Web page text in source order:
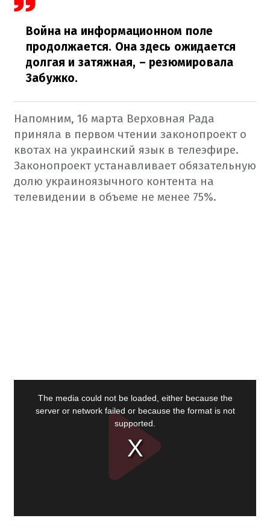
Война на информационном поле
продолжается. Она здесь ожидается
долгая и затяжная, – резюмировала
Забужко.
Напомним, 16 марта Верховная Рада
приняла в первом чтении законопроект о
квотах на украинский язык в телеэфире.
Законопроект устанавливает обязательную
долю украиноязычного контента на
телевидении в объеме не менее 75%.